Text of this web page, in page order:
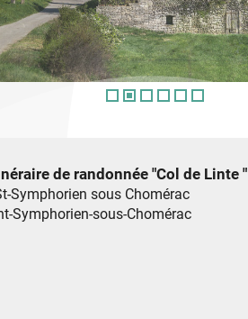
de randonnée "Col de Linte "
Symphorien sous Chomérac
Symphorien-sous-Chomérac